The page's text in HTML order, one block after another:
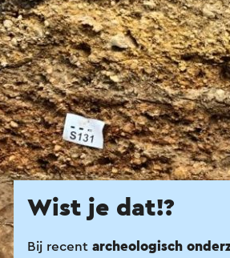
Wist je dat!?
Bij recent archeologisch